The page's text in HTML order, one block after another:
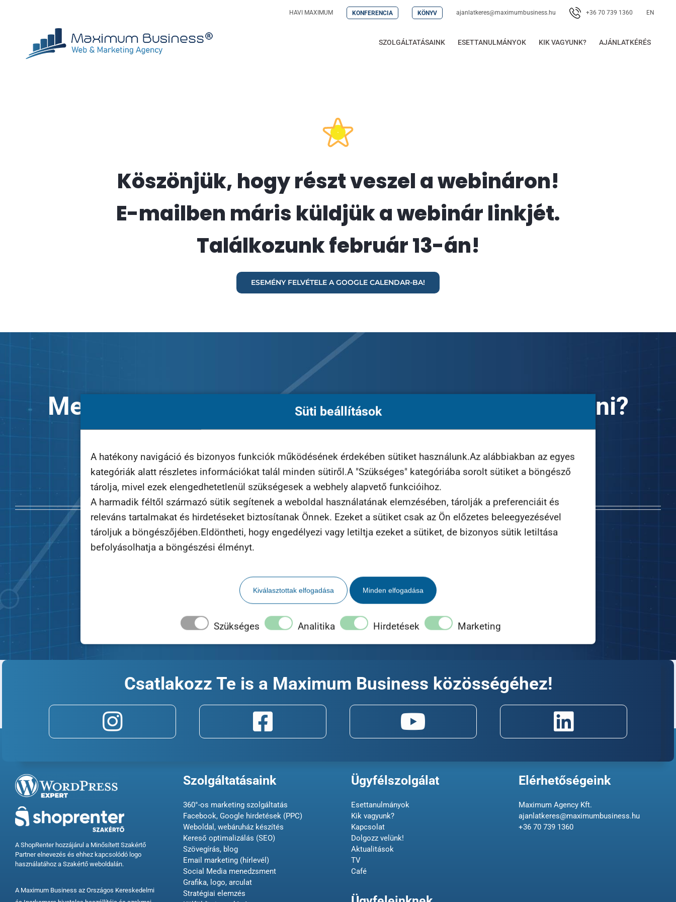
Süti beállítások
A hatékony navigáció és bizonyos funkciók működésének érdekében sütiket használunk.Az alábbiakban az egyes
kategóriák alatt részletes információkat talál minden sütiről.A "Szükséges" kategóriába sorolt sütiket a böngésző
tárolja, mivel ezek elengedhetetlenül szükségesek a webhely alapvető funkcióihoz.
A harmadik féltől származó sütik segítenek a weboldal használatának elemzésében, tárolják a preferenciáit és
releváns tartalmakat és hirdetéseket biztosítanak Önnek. Ezeket a sütiket csak az Ön előzetes beleegyezésével
tároljuk a böngészőjében.Eldöntheti, hogy engedélyezi vagy letiltja ezeket a sütiket, de bizonyos sütik letiltása
befolyásolhatja a böngészési élményt.
Kiválasztottak elfogadása Minden elfogadása
Szükséges Analitika Hirdetések Marketing
HAVI MAXIMUM KONFERENCIA KÖNYV ajanlatkeres@maximumbusiness.hu +36 70 739 1360 EN
SZOLGÁLTATÁSAINK ESETTANULMÁNYOK KIK VAGYUNK? AJÁNLATKÉRÉS
Köszönjük, hogy részt veszel a webináron!
E-mailben máris küldjük a webinár linkjét.
Találkozunk február 13-án!
ESEMÉNY FELVÉTELE A GOOGLE CALENDAR-BA!
Mennyi plusz profitot tudnál 1 hónap alatt termelni?
Tudd meg, melyik csatorna lenne kötelező a számodra,
és mennyi pénzt tudnál keresni a kihasználásával!
Mi kiszámoljuk – személyre szabottan.
kérdőívre!
A kitöltés semmilyen kötelezettséggel nem jár.
Csatlakozz Te is a Maximum Business közösségéhez!
A ShopRenter hozzájárul a Minősített Szakértő
Partner elnevezés és ehhez kapcsolódó logo
használatához a Szakértő weboldalán.
A Maximum Business az Országos Kereskedelmi
Szolgáltatásaink
360°-os marketing szolgáltatás
Facebook, Google hirdetések (PPC)
Weboldal, webáruház készítés
Kereső optimalizálás (SEO)
Szövegírás, blog
Email marketing (hírlevél)
Social Media menedzsment
Grafika, logo, arculat
Stratégiai elemzés
Ügyfélszolgálat
Esettanulmányok
Kik vagyunk?
Kapcsolat
Dolgozz velünk!
Aktualitások
TV
Café
Elérhetőségeink
Maximum Agency Kft.
ajanlatkeres@maximumbusiness.hu
+36 70 739 1360